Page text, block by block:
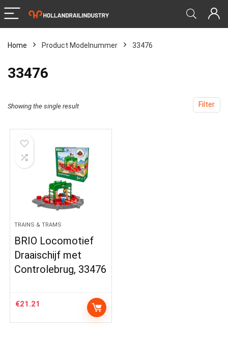
Home Product Modelnummer ‎33476
‎33476
Filter
Showing the single result
TRAINS & TRAMS
BRIO Locomotief
Draaischijf met
Controlebrug, 33476
€21.21